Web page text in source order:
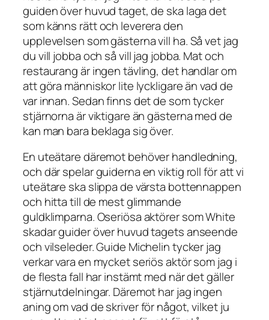
guiden över huvud taget, de ska laga det
som känns rätt och leverera den
upplevelsen som gästerna vill ha. Så vet jag
du vill jobba och så vill jag jobba. Mat och
restaurang är ingen tävling, det handlar om
att göra människor lite lyckligare än vad de
var innan. Sedan finns det de som tycker
stjärnorna är viktigare än gästerna med de
kan man bara beklaga sig över.
En uteätare däremot behöver handledning,
och där spelar guiderna en viktig roll för att vi
uteätare ska slippa de värsta bottennappen
och hitta till de mest glimmande
guldklimparna. Oseriösa aktörer som White
skadar guider över huvud tagets anseende
och vilseleder. Guide Michelin tycker jag
verkar vara en mycket seriös aktör som jag i
de flesta fall har instämt med när det gäller
stjärnutdelningar. Däremot har jag ingen
aning om vad de skriver för något, vilket ju